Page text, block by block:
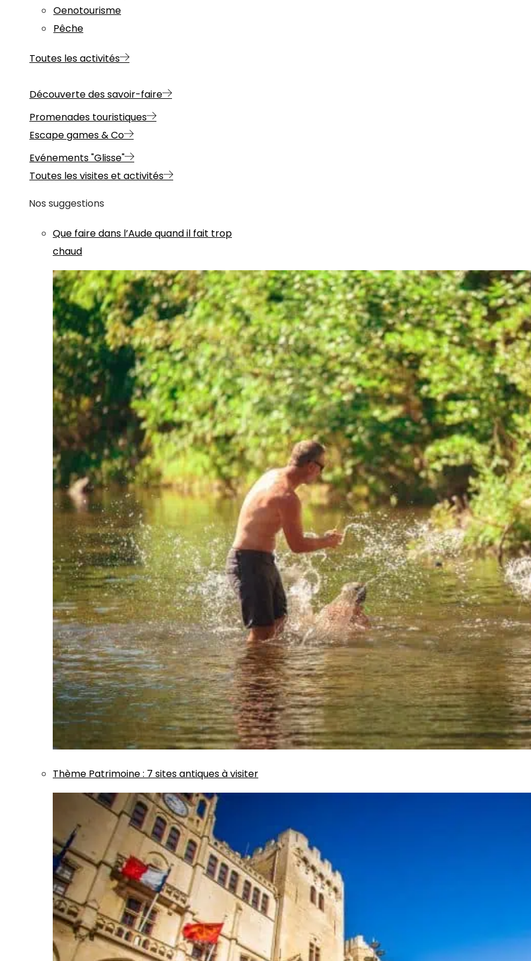
Oenotourisme
Pêche
Toutes les activités
Découverte des savoir-faire
Promenades touristiques
Escape games & Co
Evénements "Glisse"
Toutes les visites et activités
Nos suggestions
Que faire dans l’Aude quand il fait trop
chaud
Thème Patrimoine: 7 sites antiques à visiter